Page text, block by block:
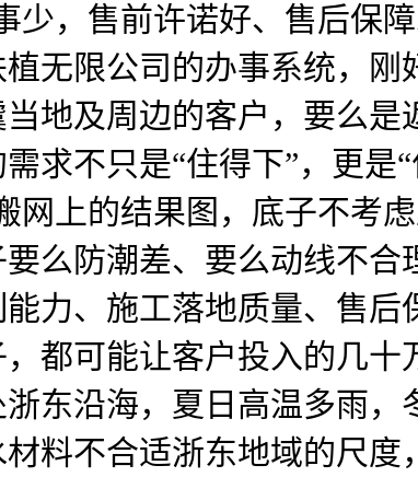
少，售前许诺好、售后保
无限公司的办事系统，
地及周边的客户，要么
求不只是“住得下”，更是
网上的结果图，底子不考
么防潮差、要么动线不
力、施工落地质量、售
都可能让客户投入的几十
东沿海，夏日高温多雨
料不合适浙东地域的尺度